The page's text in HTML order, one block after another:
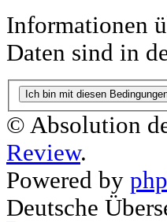
Informationen
Daten sind in
© Absolution
Review.
Powered by
Deutsche